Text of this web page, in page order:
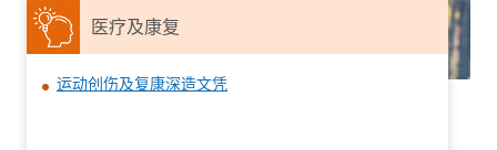
医疗及康复
运动创伤及复康深造文凭